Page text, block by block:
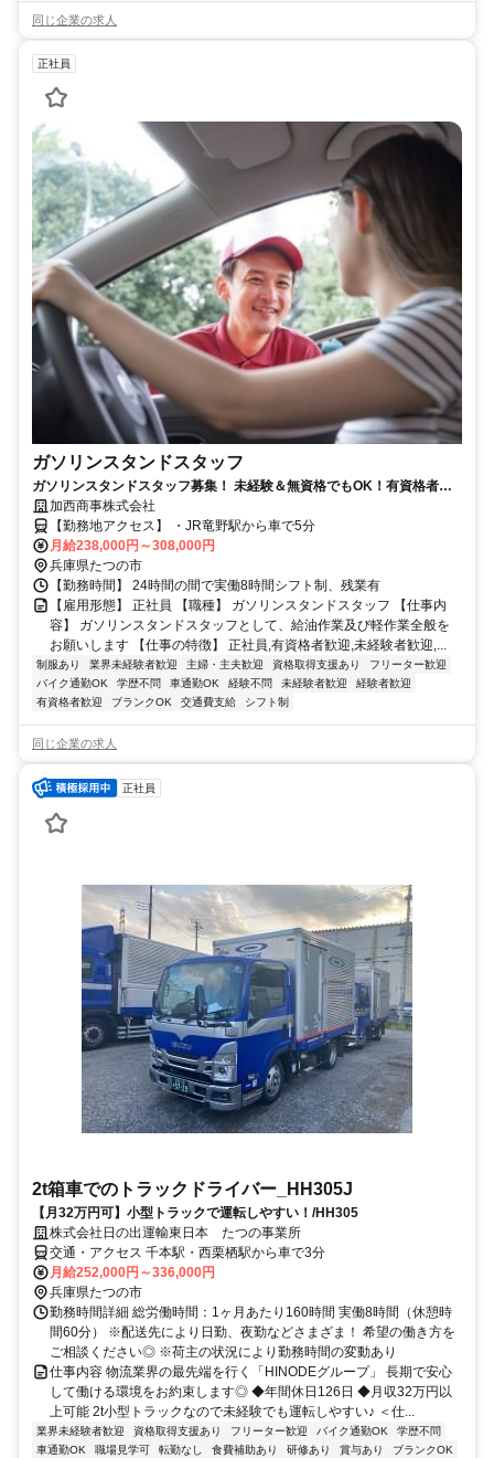
同じ企業の求人
正社員
ガソリンスタンドスタッフ
ガソリンスタンドスタッフ募集！ 未経験＆無資格でもOK！有資格者は
歓迎します！
加西商事株式会社
【勤務地アクセス】 ・JR竜野駅から車で5分
月給238,000円～308,000円
兵庫県たつの市
【勤務時間】 24時間の間で実働8時間シフト制、残業有
【雇用形態】 正社員 【職種】 ガソリンスタンドスタッフ 【仕事内
容】 ガソリンスタンドスタッフとして、給油作業及び軽作業全般を
お願いします 【仕事の特徴】 正社員,有資格者歓迎,未経験者歓迎,...
制服あり 業界未経験者歓迎 主婦・主夫歓迎 資格取得支援あり
フリーター歓迎
バイク通勤OK
学歴不問 車通勤OK 経験不問 未経験者歓迎
経験者歓迎
有資格者歓迎
ブランクOK 交通費支給 シフト制
同じ企業の求人
正社員
2t箱車でのトラックドライバー_HH305J
【月32万円可】小型トラックで運転しやすい！/HH305
株式会社日の出運輸東日本 たつの事業所
交通・アクセス 千本駅・西栗栖駅から車で3分
月給252,000円～336,000円
兵庫県たつの市
勤務時間詳細 総労働時間：1ヶ月あたり160時間 実働8時間（休憩時
間60分） ※配送先により日勤、夜勤などさまざま！ 希望の働き方を
ご相談ください◎ ※荷主の状況により勤務時間の変動あり
仕事内容 物流業界の最先端を行く「HINODEグループ」 長期で安心
して働ける環境をお約束します◎ ◆年間休日126日 ◆月収32万円以
上可能 2t小型トラックなので未経験でも運転しやすい♪ ＜仕...
業界未経験者歓迎 資格取得支援あり フリーター歓迎 バイク通勤OK
学歴不問
車通勤OK
職場見学可 転勤なし 食費補助あり 研修あり 賞与あり ブランクOK